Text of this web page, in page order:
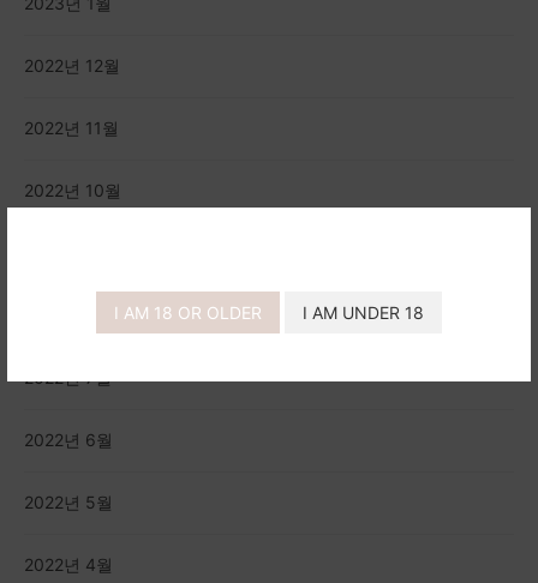
I AM 18 OR OLDER I AM UNDER 18
2022년 12월
2022년 11월
2022년 10월
2022년 7월
2022년 6월
2022년 5월
2022년 4월